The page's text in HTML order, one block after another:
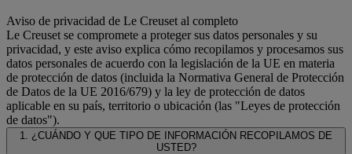
Aviso de privacidad de Le Creuset al completo
Le Creuset se compromete a proteger sus datos personales y su
privacidad, y este aviso explica cómo recopilamos y procesamos sus
datos personales de acuerdo con la legislación de la UE en materia
de protección de datos (incluida la Normativa General de Protección
de Datos de la UE 2016/679) y la ley de protección de datos
aplicable en su país, territorio o ubicación (las "Leyes de protección
de datos").
1. ¿CUÁNDO Y QUE TIPO DE INFORMACIÓN RECOPILAMOS DE
USTED?